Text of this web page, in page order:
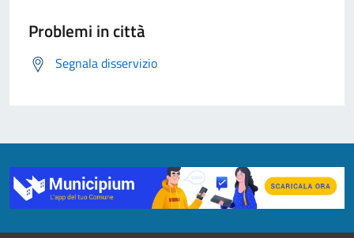
Problemi in città
Segnala disservizio